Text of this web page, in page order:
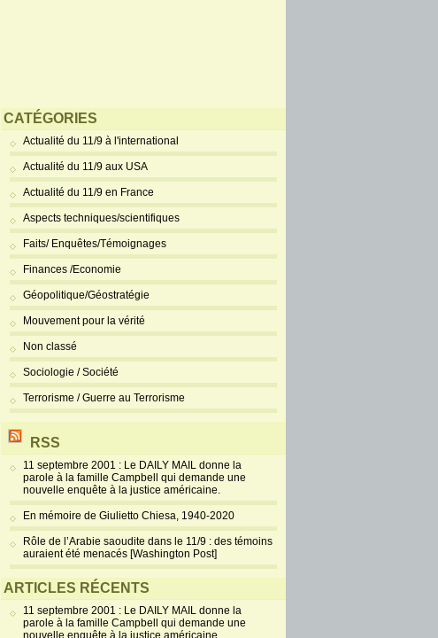
CATÉGORIES
Actualité du 11/9 à l'international
Actualité du 11/9 aux USA
Actualité du 11/9 en France
Aspects techniques/scientifiques
Faits/ Enquêtes/Témoignages
Finances /Economie
Géopolitique/Géostratégie
Mouvement pour la vérité
Non classé
Sociologie / Société
Terrorisme / Guerre au Terrorisme
RSS
11 septembre 2001 : Le DAILY MAIL donne la
parole à la famille Campbell qui demande une
nouvelle enquête à la justice américaine.
En mémoire de Giulietto Chiesa, 1940-2020
Rôle de l’Arabie saoudite dans le 11/9 : des témoins
auraient été menacés [Washington Post]
ARTICLES RÉCENTS
11 septembre 2001 : Le DAILY MAIL donne la
parole à la famille Campbell qui demande une
nouvelle enquête à la justice américaine.